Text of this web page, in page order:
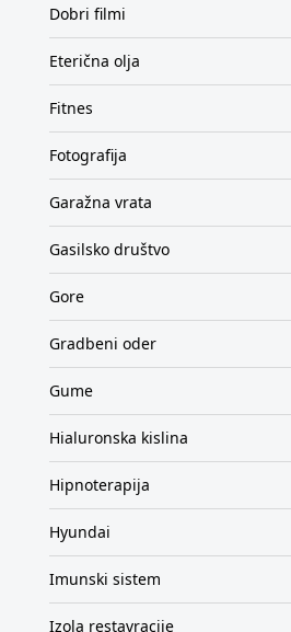
Dobri filmi
Eterična olja
Fitnes
Fotografija
Garažna vrata
Gasilsko društvo
Gore
Gradbeni oder
Gume
Hialuronska kislina
Hipnoterapija
Hyundai
Imunski sistem
Izola restavracije